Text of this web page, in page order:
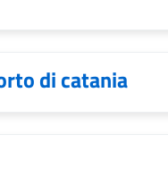
di catania